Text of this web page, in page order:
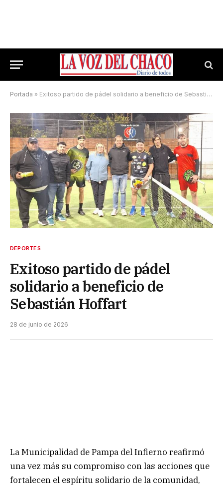
Portada » Exitoso partido de pádel solidario a beneficio de Sebastián Hoffart
DEPORTES
Exitoso partido de pádel
solidario a beneficio de
Sebastián Hoffart
28 de junio de 2026
La Municipalidad de Pampa del Infierno reafirmó
una vez más su compromiso con las acciones que
fortalecen el espíritu solidario de la comunidad,